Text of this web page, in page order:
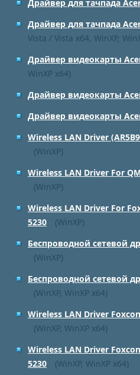
Драйвер для тачпада
Драйвер для тачпада
Vista / Vista x64, WinXP,
Драйвер видеокарты
WinXP x64)
Драйвер видеокарты
Драйвер видеокарты
Wireless LAN Driver
(WinXP)
Wireless LAN Driver For
(WinXP)
Wireless LAN Driver For
5230
(WinXP)
Беспроводной сетевой
(WinXP)
Беспроводной сетевой
(WinXP, WinXP x64)
Wireless LAN Driver
(WinXP, WinXP x64)
Wireless LAN Driver
5230
(WinXP, WinXP x64)